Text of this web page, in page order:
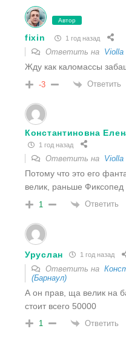
Автор
fixin 1 год назад
Ответить на Violla
Жду как каломассы
-3 Ответить
Константиновна
1 год назад
Ответить на Violla
Потому что это его
велик, раньше Фиксопед
1 Ответить
Уруслан 1 год назад
Ответить на
(Барнаул)
А он прав, ща велик на
стоит всего 50000
1 Ответить